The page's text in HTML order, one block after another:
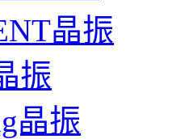
晶振
振
晶振